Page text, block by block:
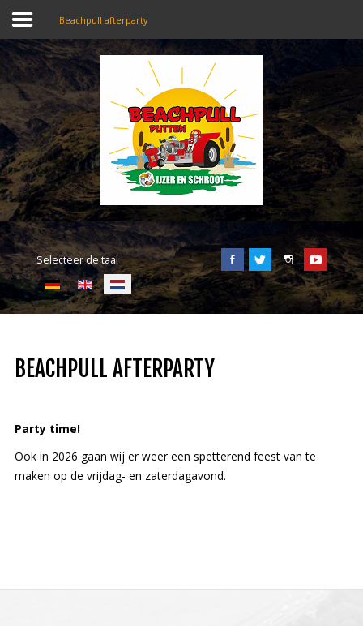
Home
Beachpull
Entree en locatie
Activiteiten
E-Tickets
Beachpull afterparty
SEARCHOUR SITE
Selecteer de taal
BEACHPULL AFTERPARTY
Party time!
Ook in 2026 gaan wij er weer een spetterend feest van te
maken op de vrijdag- en zaterdagavond.